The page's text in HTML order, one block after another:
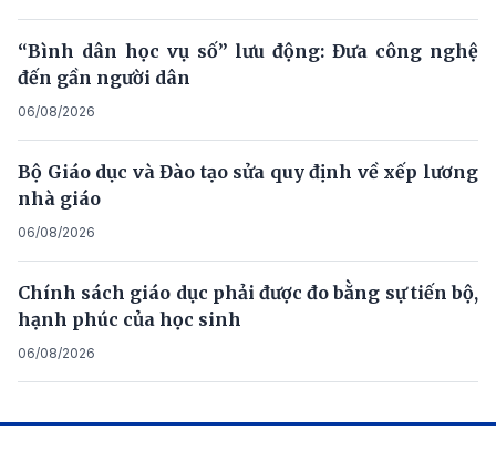
“Bình dân học vụ số” lưu động: Đưa công nghệ
đến gần người dân
06/08/2026
Bộ Giáo dục và Đào tạo sửa quy định về xếp lương
nhà giáo
06/08/2026
Chính sách giáo dục phải được đo bằng sự tiến bộ,
hạnh phúc của học sinh
06/08/2026